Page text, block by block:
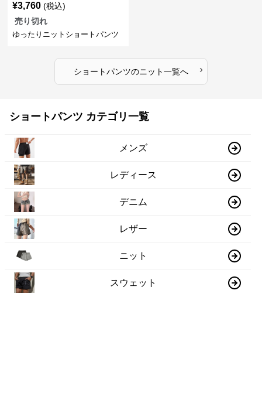
¥3,760 (税込)
売り切れ
ゆったりニットショートパンツ
ショートパンツのニット一覧へ ›
ショートパンツ カテゴリ一覧
メンズ
レディース
デニム
レザー
ニット
スウェット